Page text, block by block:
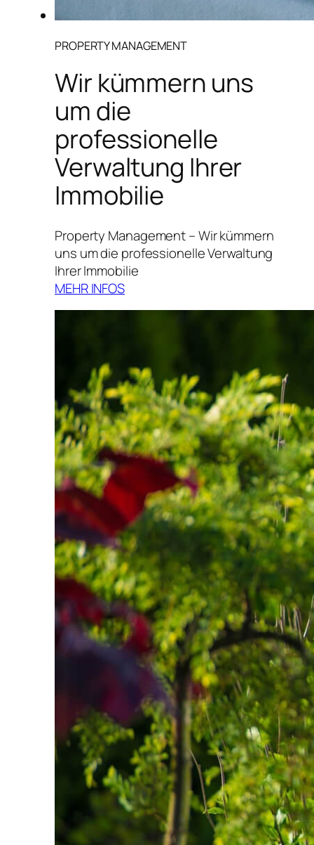
PROPERTY MANAGEMENT
Wir kümmern uns
um die
professionelle
Verwaltung Ihrer
Immobilie
Property Management – Wir kümmern
uns um die professionelle Verwaltung
Ihrer Immobilie
MEHR INFOS